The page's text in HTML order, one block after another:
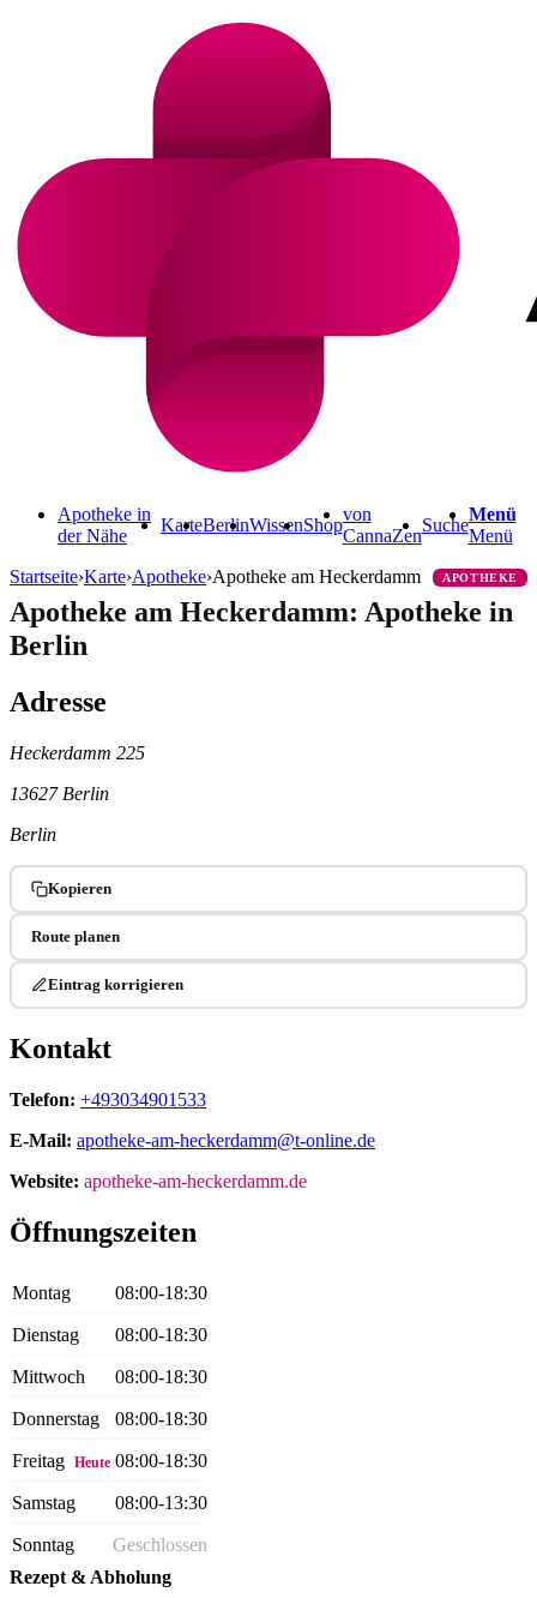
Apotheke in
der Nähe
KarteBerlinWissenShop
von
CannaZen
Suche
Menü
Menü
Startseite›Karte›Apotheke›Apotheke am Heckerdamm APOTHEKE
Apotheke am Heckerdamm: Apotheke in
Berlin
Adresse
Heckerdamm 225
13627 Berlin
Berlin
Kopieren
Route planen
Eintrag korrigieren
Kontakt
Telefon: +493034901533
E-Mail: apotheke-am-heckerdamm@t-online.de
Website: apotheke-am-heckerdamm.de
Öffnungszeiten
Montag 08:00-18:30
Dienstag 08:00-18:30
Mittwoch 08:00-18:30
Donnerstag 08:00-18:30
Freitag Heute 08:00-18:30
Samstag 08:00-13:30
Sonntag
Geschlossen
Rezept & Abholung